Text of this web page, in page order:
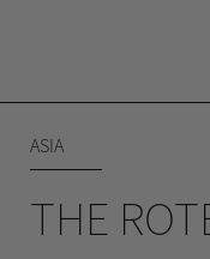
ASIA
THE